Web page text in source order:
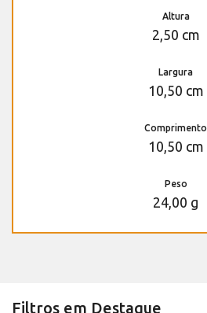
Altura
2,50 cm
Largura
10,50 cm
Comprimento
10,50 cm
Peso
24,00 g
Filtros em Destaque